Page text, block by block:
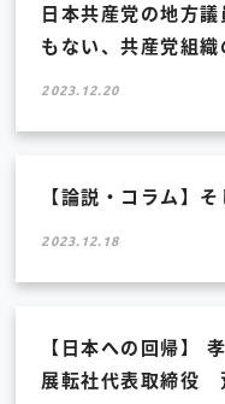
日本共産党の地方
もない、共産党組
2023.12.20
【論説・コラム】
2023.12.18
【日本への回帰】
展転社代表取締役